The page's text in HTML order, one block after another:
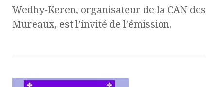
Wedhy-Keren, organisateur de la CAN des
Mureaux, est l’invité de l’émission.